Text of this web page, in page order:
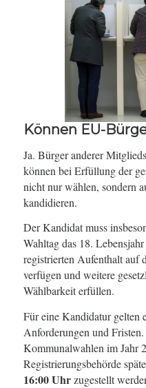
Können EU-
Ja. Bürger anderer
können bei Erfüllung der
nicht nur wählen, sondern
kandidieren.
Der Kandidat muss
Wahltag das 18.
registrierten Aufenthalt auf
verfügen und weitere
Wählbarkeit erfüllen.
Für eine Kandidatur gelten
Anforderungen und
Kommunalwahlen im Jahr
Registrierungsbehörde
16:00 Uhrzugestellt